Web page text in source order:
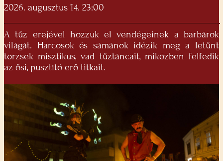
2026. augusztus 14. 23:00
A tűz erejével hozzuk el vendégeinek a barbárok
világát. Harcosok és sámánok idézik meg a letűnt
törzsek misztikus, vad tűztáncait, miközben felfedik
az ősi, pusztító erő titkait.